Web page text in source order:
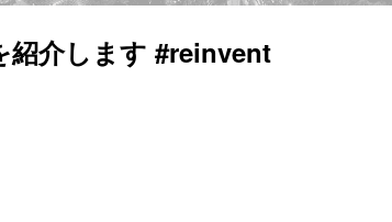
紹介します #reinvent